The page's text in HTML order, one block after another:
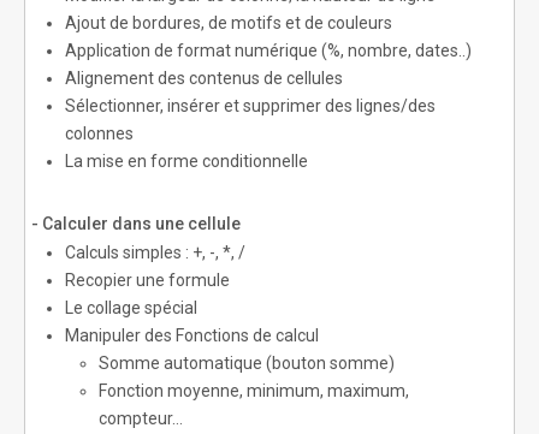
Ajout de bordures, de motifs et de couleurs
Application de format numérique (%, nombre, dates..)
Alignement des contenus de cellules
Sélectionner, insérer et supprimer des lignes/des
colonnes
La mise en forme conditionnelle
- Calculer dans une cellule
Calculs simples : +, -, *, /
Recopier une formule
Le collage spécial
Manipuler des Fonctions de calcul
Somme automatique (bouton somme)
Fonction moyenne, minimum, maximum,
compteur…